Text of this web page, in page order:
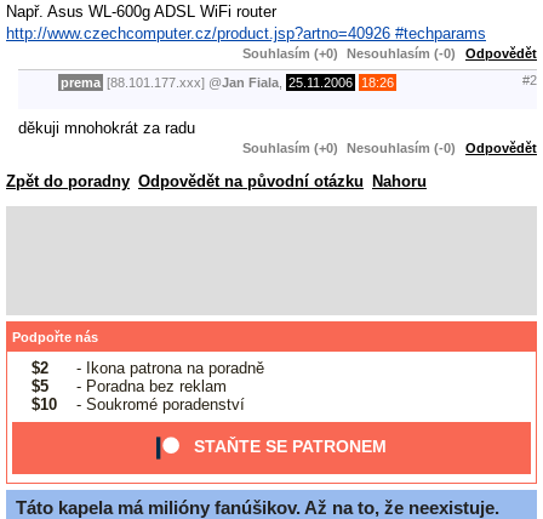
Např. Asus WL-600g ADSL WiFi router
http://www.czechcomputer.cz/product.jsp?artno=40926 #techparams
Souhlasím (+0) Nesouhlasím (-0) Odpovědět
prema [88.101.177.xxx] @Jan Fiala 25.11.2006 18:26 #2
děkuji mnohokrát za radu
Souhlasím (+0) Nesouhlasím (-0) Odpovědět
Zpět do poradny Odpovědět na původní otázku Nahoru
Podpořte nás
$2
- Ikona patrona na poradně
$5
- Poradna bez reklam
$10
- Soukromé poradenství
STAŇTE SE PATRONEM
Táto kapela má milióny fanúšikov. Až na to, že neexistuje.